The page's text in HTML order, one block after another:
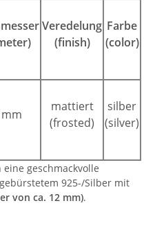
Veredelung
(finish)
Farbe
(color)
mattiert
(frosted)
silber
(silver)
geschmackvolle
925-/Silber mit
von ca. 12 mm).